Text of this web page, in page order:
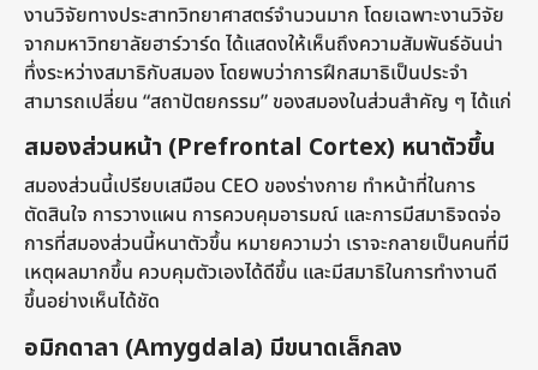
งานวิจัยทางประสาทวิทยาศาสตร์จำนวนมาก โดยเฉพาะงานวิจัย
จากมหาวิทยาลัยฮาร์วาร์ด ได้แสดงให้เห็นถึงความสัมพันธ์อันน่า
ทึ่งระหว่างสมาธิกับสมอง โดยพบว่าการฝึกสมาธิเป็นประจำ
สามารถเปลี่ยน “สถาปัตยกรรม” ของสมองในส่วนสำคัญ ๆ ได้แก่
สมองส่วนหน้า (Prefrontal Cortex) หนาตัวขึ้น
สมองส่วนนี้เปรียบเสมือน CEO ของร่างกาย ทำหน้าที่ในการ
ตัดสินใจ การวางแผน การควบคุมอารมณ์ และการมีสมาธิจดจ่อ
การที่สมองส่วนนี้หนาตัวขึ้น หมายความว่า เราจะกลายเป็นคนที่มี
เหตุผลมากขึ้น ควบคุมตัวเองได้ดีขึ้น และมีสมาธิในการทำงานดี
ขึ้นอย่างเห็นได้ชัด
อมิกดาลา (Amygdala) มีขนาดเล็กลง